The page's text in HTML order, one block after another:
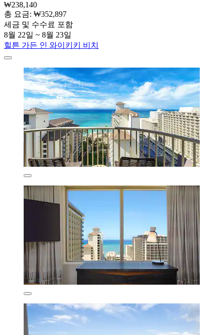
₩238,140
총 요금: ₩352,897
세금 및 수수료 포함
8월 22일 ~ 8월 23일
힐튼 가든 인 와이키키 비치